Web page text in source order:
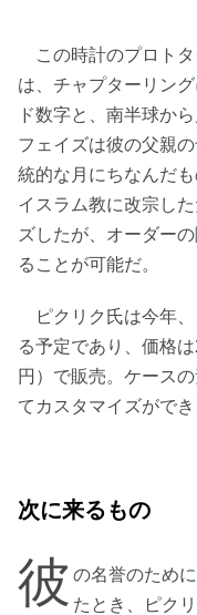
この時計のプロトタ
は、チャプターリン
ド数字と、南半球か
フェイズは彼の父親
統的な月にちなんだ
イスラム教に改宗し
ズしたが、オーダー
ることが可能だ。
ピクリク氏は今年、
る予定であり、価格
円）で販売。ケース
てカスタマイズができ
次に来るもの
彼 の名誉のため
たとき、ピク